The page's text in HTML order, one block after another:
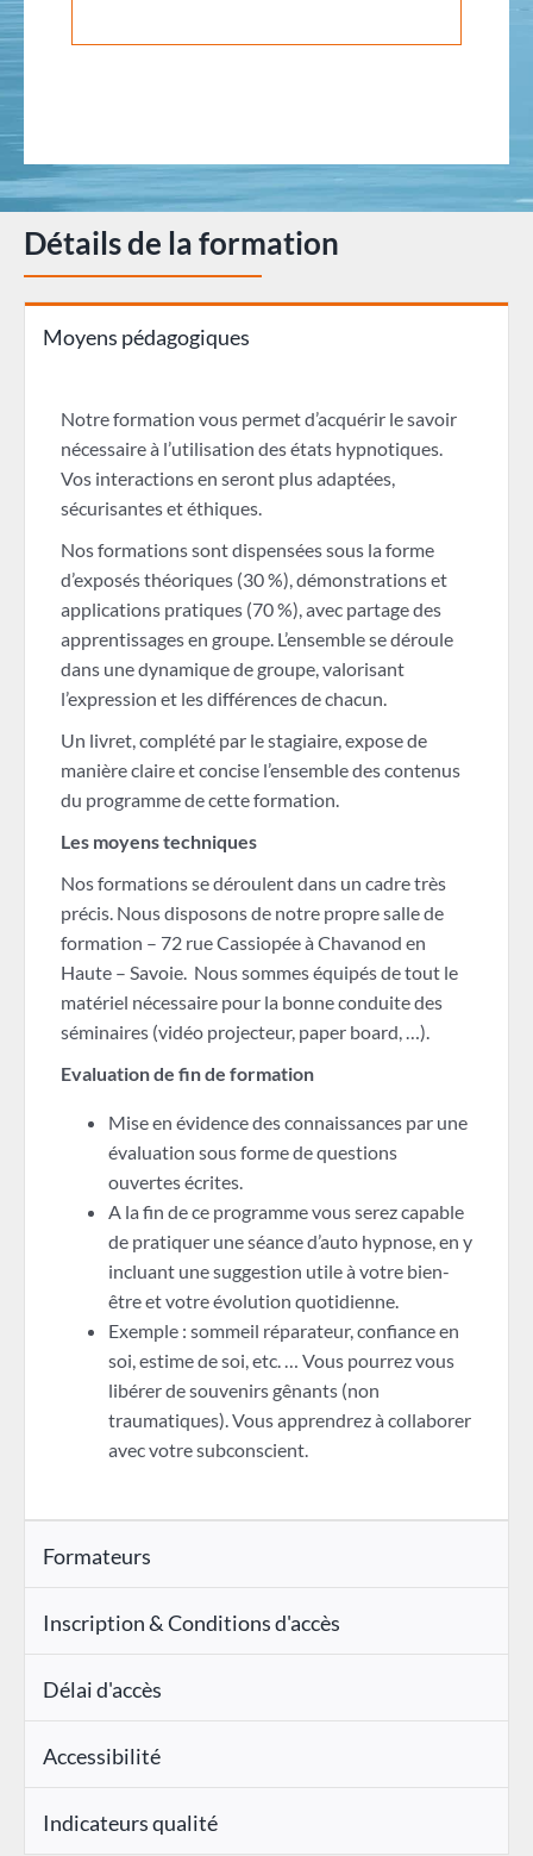
Détails de la formation
Moyens pédagogiques
Notre formation vous permet d’acquérir le savoir
nécessaire à l’utilisation des états hypnotiques.
Vos interactions en seront plus adaptées,
sécurisantes et éthiques.
Nos formations sont dispensées sous la forme
d’exposés théoriques (30 %), démonstrations et
applications pratiques (70 %), avec partage des
apprentissages en groupe. L’ensemble se déroule
dans une dynamique de groupe, valorisant
l’expression et les différences de chacun.
Un livret, complété par le stagiaire, expose de
manière claire et concise l’ensemble des contenus
du programme de cette formation.
Les moyens techniques
Nos formations se déroulent dans un cadre très
précis. Nous disposons de notre propre salle de
formation – 72 rue Cassiopée à Chavanod en
Haute – Savoie. Nous sommes équipés de tout le
matériel nécessaire pour la bonne conduite des
séminaires (vidéo projecteur, paper board, …).
Evaluation de fin de formation
Mise en évidence des connaissances par une
évaluation sous forme de questions
ouvertes écrites.
A la fin de ce programme vous serez capable
de pratiquer une séance d’auto hypnose, en y
incluant une suggestion utile à votre bien-
être et votre évolution quotidienne.
Exemple : sommeil réparateur, confiance en
soi, estime de soi, etc. … Vous pourrez vous
libérer de souvenirs gênants (non
traumatiques). Vous apprendrez à collaborer
avec votre subconscient.
Formateurs
Inscription & Conditions d'accès
Délai d'accès
Accessibilité
Indicateurs qualité